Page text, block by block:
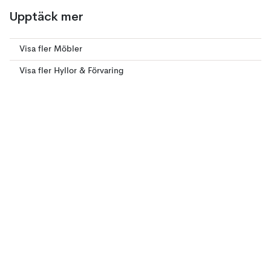
Upptäck mer
Visa fler Möbler
Visa fler Hyllor & Förvaring